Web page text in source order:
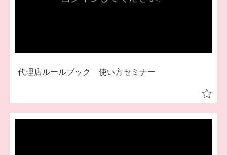
代理店ルールブック 使い方セミナー